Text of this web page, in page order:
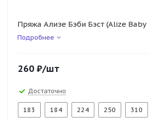
Пряжа Ализе Бэби Бэст (Alize Baby
Подробнее
260 ₽/шт
Достаточно
183 184 224 250 310